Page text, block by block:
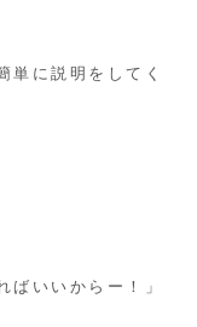
単に説明をしてく
ばいいからー！」